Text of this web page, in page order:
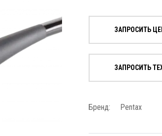
ЗАПРОСИТЬ
ЗАПРОСИТЬ
Бренд: Pentax